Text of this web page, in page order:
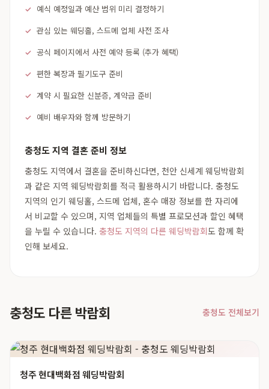
예식 예정일과 예산 범위 미리 결정하기
관심 있는 웨딩홀, 스드메 업체 사전 조사
공식 페이지에서 사전 예약 등록 (추가 혜택)
편한 복장과 필기도구 준비
계약 시 필요한 신분증, 계약금 준비
예비 배우자와 함께 방문하기
충청도 지역 결혼 준비 정보
충청도 지역에서 결혼을 준비하신다면, 천안 신세계 웨딩박람회
과 같은 지역 웨딩박람회를 적극 활용하시기 바랍니다. 충청도
지역의 인기 웨딩홀, 스드메 업체, 혼수 매장 정보를 한 자리에
서 비교할 수 있으며, 지역 업체들의 특별 프로모션과 할인 혜택
을 누릴 수 있습니다. 충청도 지역의 다른 웨딩박람회도 함께 확
인해 보세요.
충청도 다른 박람회 충청도 전체보기
청주 현대백화점 웨딩박람회